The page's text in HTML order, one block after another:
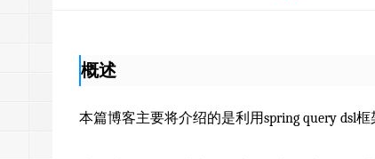
概述
本篇博客主要将介绍的是利用spring query dsl